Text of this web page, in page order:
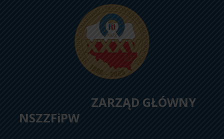
ZARZĄD GŁÓWNY
NSZZFiPW